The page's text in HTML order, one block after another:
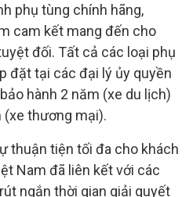
phụ tùng chính hãng,
cam kết mang đến cho
đối. Tất cả các loại phụ
đặt tại các đại lý ủy quyền
hành 2 năm (xe du lịch)
thương mại).
thuận tiện tối đa cho khách
Nam đã liên kết với các
ngắn thời gian giải quyết